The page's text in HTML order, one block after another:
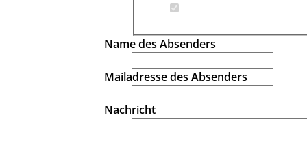
Name des Absenders
Mailadresse des Absenders
Nachricht